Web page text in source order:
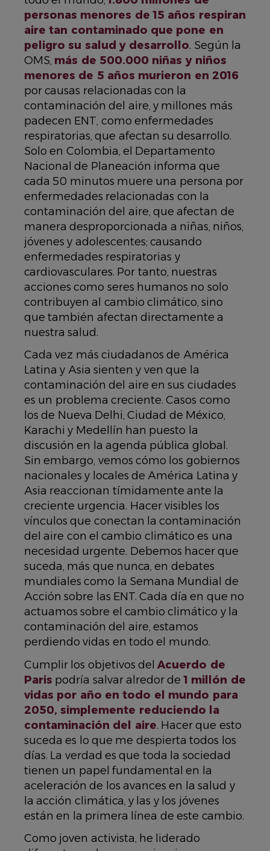
personas menores de 15 años respiran
aire tan contaminado que pone en
peligro su salud y desarrollo. Según la
OMS, más de 500.000 niñas y niños
menores de 5 años murieron en 2016
por causas relacionadas con la
contaminación del aire, y millones más
padecen ENT, como enfermedades
respiratorias, que afectan su desarrollo.
Solo en Colombia, el Departamento
Nacional de Planeación informa que
cada 50 minutos muere una persona por
enfermedades relacionadas con la
contaminación del aire, que afectan de
manera desproporcionada a niñas, niños,
jóvenes y adolescentes; causando
enfermedades respiratorias y
cardiovasculares. Por tanto, nuestras
acciones como seres humanos no solo
contribuyen al cambio climático, sino
que también afectan directamente a
nuestra salud.
Cada vez más ciudadanos de América
Latina y Asia sienten y ven que la
contaminación del aire en sus ciudades
es un problema creciente. Casos como
los de Nueva Delhi, Ciudad de México,
Karachi y Medellín han puesto la
discusión en la agenda pública global.
Sin embargo, vemos cómo los gobiernos
nacionales y locales de América Latina y
Asia reaccionan tímidamente ante la
creciente urgencia. Hacer visibles los
vínculos que conectan la contaminación
del aire con el cambio climático es una
necesidad urgente. Debemos hacer que
suceda, más que nunca, en debates
mundiales como la Semana Mundial de
Acción sobre las ENT. Cada día en que no
actuamos sobre el cambio climático y la
contaminación del aire, estamos
perdiendo vidas en todo el mundo.
Cumplir los objetivos delAcuerdo de
Paris podría salvar alredor de1 millón de
vidas por año en todo el mundo para
2050, simplemente reduciendo la
contaminación del aire. Hacer que esto
suceda es lo que me despierta todos los
días. La verdad es que toda la sociedad
tienen un papel fundamental en la
aceleración de los avances en la salud y
la acción climática,y las y los jóvenes
están en la primera línea de este cambio.
Como joven activista, he liderado